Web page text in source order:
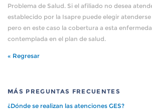
Problema de Salud. Si el afiliado no desea
establecido por la Isapre puede elegir
pero en este caso la cobertura a esta
contemplada en el plan de salud.
« Regresar
MÁS PREGUNTAS FRECUENTES
¿Dónde se realizan las atenciones GES?